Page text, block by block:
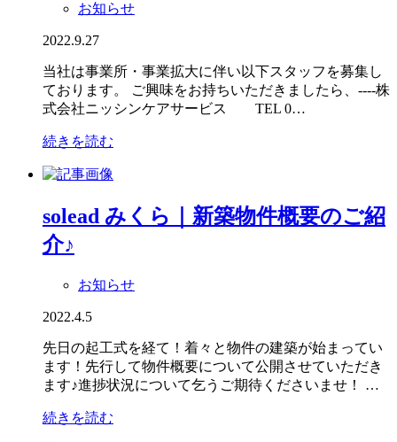
お知らせ
2022.9.27
当社は事業所・事業拡大に伴い以下スタッフを募集し
ております。 ご興味をお持ちいただきましたら、----株
式会社ニッシンケアサービス TEL 0…
続きを読む
solead みくら｜新築物件概要のご紹
介♪
お知らせ
2022.4.5
先日の起工式を経て！着々と物件の建築が始まってい
ます！先行して物件概要について公開させていただき
ます♪進捗状況について乞うご期待くださいませ！ …
続きを読む